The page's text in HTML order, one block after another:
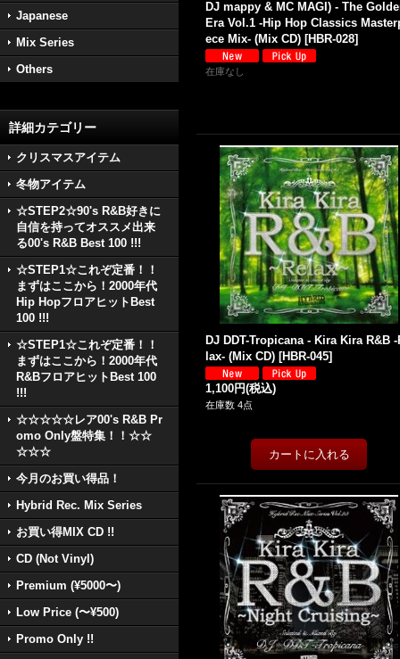
Japanese
Mix Series
Others
詳細カテゴリー
クリスマスアイテム
冬物アイテム
☆STEP2☆90's R&B好きに
自信を持ってオススメ出来
る00's R&B Best 100 !!!
☆STEP1☆これぞ定番！！
まずはここから！2000年代
Hip HopフロアヒットBest
100 !!!
☆STEP1☆これぞ定番！！
まずはここから！2000年代
R&BフロアヒットBest 100
!!!
☆☆☆☆☆レア00's R&B Pr
omo Only盤特集！！☆☆
☆☆☆
今月のお買い得品！
Hybrid Rec. Mix Series
お買い得MIX CD !!
CD (Not Vinyl)
Premium (¥5000〜)
Low Price (〜¥500)
Promo Only !!
DJ mappy & MC MAGI) - The
Era Vol.1 -Hip Hop Classics
ece Mix- (Mix CD) [HBR-028]
在庫なし
DJ DDT-Tropicana - Kira Kira R&B -
lax- (Mix CD) [HBR-045]
1,100円(税込)
在庫数 4点